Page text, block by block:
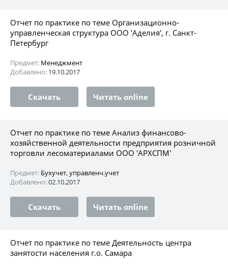
Отчет по практике по теме Организационно-
управленческая структура ООО 'Аделия', г. Санкт-
Петербург
Предмет: Менеджмент
Добавлено: 19.10.2017
Скачать Читать online
Отчет по практике по теме Анализ финансово-
хозяйственной деятельности предприятия розничной
торговли лесоматериалами ООО 'АРХСПМ'
Предмет: Бухучет, управленч.учет
Добавлено:02.10.2017
Скачать Читать online
Отчет по практике по теме Деятельность центра
занятости населения г.о. Самара